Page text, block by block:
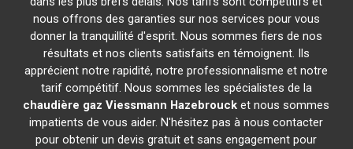
nous offrons des garanties sur nos services pour vous
donner la tranquillité d'esprit. Nous sommes fiers de nos
résultats et nos clients satisfaits en témoignent. Ils
apprécient notre rapidité, notre professionnalisme et notre
tarif compétitif. Nous sommes les spécialistes de la
chaudière gaz Viessmann Hazebrouck et nous sommes
impatients de vous aider. N'hésitez pas à nous contacter
pour obtenir un devis gratuit et sans engagement pour